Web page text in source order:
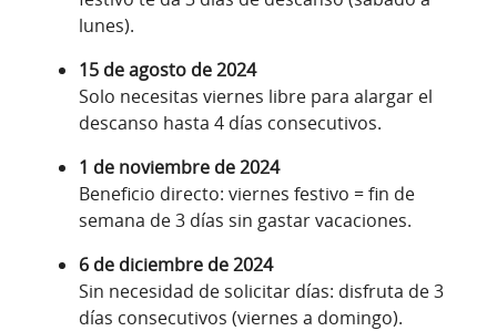
lunes).
15 de agosto de 2024
Solo necesitas viernes libre para alargar el
descanso hasta 4 días consecutivos.
1 de noviembre de 2024
Beneficio directo: viernes festivo = fin de
semana de 3 días sin gastar vacaciones.
6 de diciembre de 2024
Sin necesidad de solicitar días: disfruta de 3
días consecutivos (viernes a domingo).